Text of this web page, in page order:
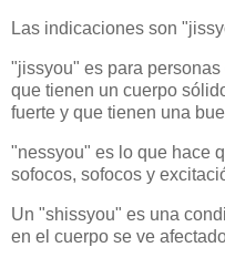
Las indicaciones son
"jissyou" es para
que tienen un cuerpo
fuerte y que tienen una
"nessyou" es lo que hace
sofocos, sofocos y
Un "shissyou" es una
en el cuerpo se ve